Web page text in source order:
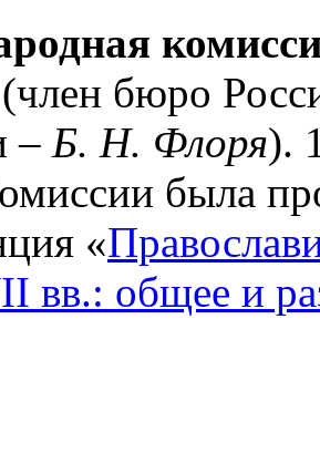
(член бюро
– Б. Н. Флоря).
была
«
вв.: общее и